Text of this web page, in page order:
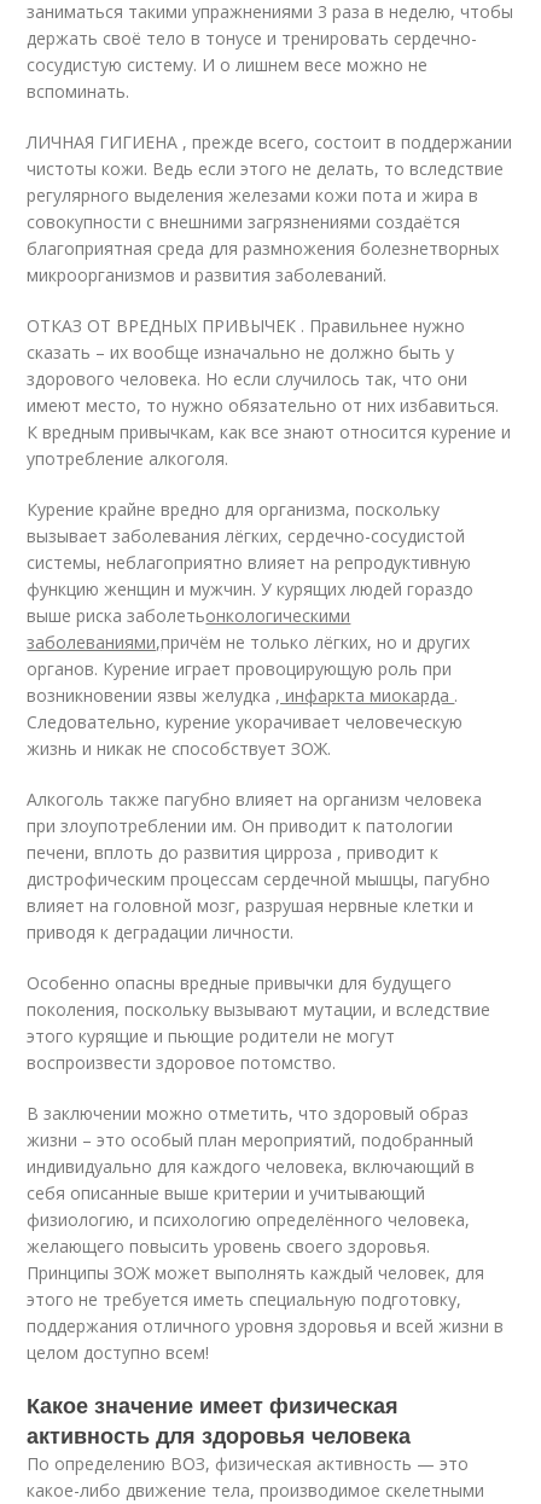
заниматься такими упражнениями 3 раза в неделю, чтобы
держать своё тело в тонусе и тренировать сердечно-
сосудистую систему. И о лишнем весе можно не
вспоминать.
ЛИЧНАЯ ГИГИЕНА , прежде всего, состоит в поддержании
чистоты кожи. Ведь если этого не делать, то вследствие
регулярного выделения железами кожи пота и жира в
совокупности с внешними загрязнениями создаётся
благоприятная среда для размножения болезнетворных
микроорганизмов и развития заболеваний.
ОТКАЗ ОТ ВРЕДНЫХ ПРИВЫЧЕК . Правильнее нужно
сказать – их вообще изначально не должно быть у
здорового человека. Но если случилось так, что они
имеют место, то нужно обязательно от них избавиться.
К вредным привычкам, как все знают относится курение и
употребление алкоголя.
Курение крайне вредно для организма, поскольку
вызывает заболевания лёгких, сердечно-сосудистой
системы, неблагоприятно влияет на репродуктивную
функцию женщин и мужчин. У курящих людей гораздо
выше риска заболетьонкологическими
заболеваниями,причём не только лёгких, но и других
органов. Курение играет провоцирующую роль при
возникновении язвы желудка , инфаркта миокарда .
Следовательно, курение укорачивает человеческую
жизнь и никак не способствует ЗОЖ.
Алкоголь также пагубно влияет на организм человека
при злоупотреблении им. Он приводит к патологии
печени, вплоть до развития цирроза , приводит к
дистрофическим процессам сердечной мышцы, пагубно
влияет на головной мозг, разрушая нервные клетки и
приводя к деградации личности.
Особенно опасны вредные привычки для будущего
поколения, поскольку вызывают мутации, и вследствие
этого курящие и пьющие родители не могут
воспроизвести здоровое потомство.
В заключении можно отметить, что здоровый образ
жизни – это особый план мероприятий, подобранный
индивидуально для каждого человека, включающий в
себя описанные выше критерии и учитывающий
физиологию, и психологию определённого человека,
желающего повысить уровень своего здоровья.
Принципы ЗОЖ может выполнять каждый человек, для
этого не требуется иметь специальную подготовку,
поддержания отличного уровня здоровья и всей жизни в
целом доступно всем!
Какое значение имеет физическая
активность для здоровья человека
По определению ВОЗ, физическая активность — это
какое-либо движение тела, производимое скелетными